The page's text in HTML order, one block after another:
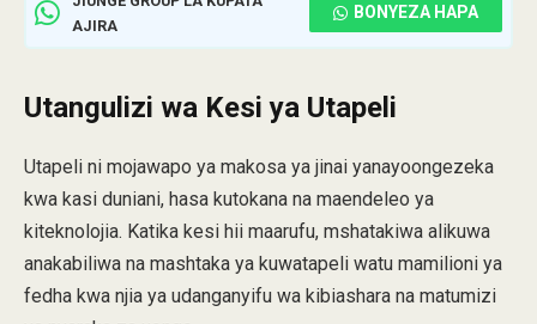
AJIRA
BONYEZA HAPA
Utangulizi wa Kesi ya Utapeli
Utapeli ni mojawapo ya makosa ya jinai yanayoongezeka
kwa kasi duniani, hasa kutokana na maendeleo ya
kiteknolojia. Katika kesi hii maarufu, mshatakiwa alikuwa
anakabiliwa na mashtaka ya kuwatapeli watu mamilioni ya
fedha kwa njia ya udanganyifu wa kibiashara na matumizi